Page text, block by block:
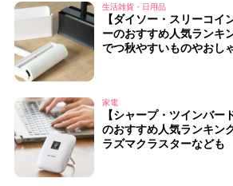
生活雑貨・日用品
【ダイソー・スリーコイ
ーのおすすめ人気ラン
でつ秋やすいものやおし
家電
【シャープ・ツインバ
のおすすめ人気ランキ
ラズマクラスターなども